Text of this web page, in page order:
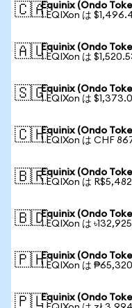
🇨🇦Equinix (Ondo
1 EQIXon は
🇦🇺Equinix (Ondo
1 EQIXon は
🇸🇬Equinix (Ondo
1 EQIXon は
🇨🇭Equinix (Ondo
1 EQIXon は CHF
🇧🇷Equinix (Ondo
1 EQIXon は
🇧🇩Equinix (Ondo
1 EQIXon は
🇵🇭Equinix (Ondo
1 EQIXon は
🇵🇱Equinix (Ondo